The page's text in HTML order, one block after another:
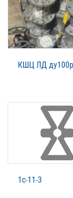
КШЦ ЛД
1с-11-3